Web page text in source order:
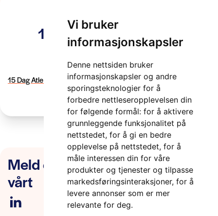
Vi bruker
informasjonskapsler
Denne nettsiden bruker
informasjonskapsler og andre
sporingsteknologier for å
forbedre nettleseropplevelsen din
for følgende formål: for å aktivere
grunnleggende funksjonalitet på
nettstedet, for å gi en bedre
opplevelse på nettstedet, for å
måle interessen din for våre
produkter og tjenester og tilpasse
markedsføringsinteraksjoner, for å
levere annonser som er mer
relevante for deg.
15 Dag Atle Nesheim –
SINTEF Ocean
2 minutter
15 Dag Atle Nesheim - SINTEF Ocean
Meld deg på nyhetsbrevet
vårt